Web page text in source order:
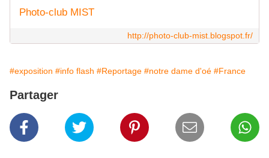
Photo-club MIST
http://photo-club-mist.blogspot.fr/
#exposition #info flash #Reportage #notre dame d'oé #France
Partager